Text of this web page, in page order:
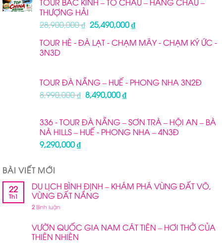
2,790,000 ₫.là:
THƯỢNG HẢI
28,900,000₫ Giá
là:
25,490,000₫Giá
tại
TOUR HÈ - ĐÀ LẠT - CHẠM MÂY - CHẠM KÝ ỨC -
3N3D
TOUR ĐÀ NẴNG – HUẾ - PHONG NHA 3N2Đ
8,990,000₫ Giá
8,990,000 ₫.
8,490,000₫Giá
là:
8,490,000 ₫.
336 - TOUR ĐÀ NẴNG – SƠN TRÀ – HỘI AN – BÀ
NÀ HILLS – HUẾ - PHONG NHA – 4N3Đ
9,290,000₫
BÀI VIẾT MỚI
22
Th1
DU LỊCH BÌNH ĐỊNH – KHÁM PHÁ VÙNG ĐẤT VÕ,
VÙNG ĐẤT NẮNG
2 Bình luận
VƯỜN QUỐC GIA NAM CÁT TIÊN – HƠI THỞ CỦA
THIÊN NHIÊN